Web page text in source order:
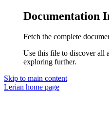
Documentation
Fetch the complete
Use this file to discover all
exploring further.
Skip to main content
Lerian home page